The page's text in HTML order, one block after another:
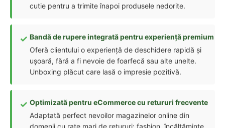
cutie pentru a trimite înapoi produsele nedorite.
Bandă de rupere integrată pentru experiență premium
Oferă clientului o experiență de deschidere rapidă și
ușoară, fără a fi nevoie de foarfecă sau alte unelte.
Unboxing plăcut care lasă o impresie pozitivă.
Optimizată pentru eCommerce cu retururi frecvente
Adaptată perfect nevoilor magazinelor online din
domenii cu rate mari de retururi: fashion, încălțăminte,